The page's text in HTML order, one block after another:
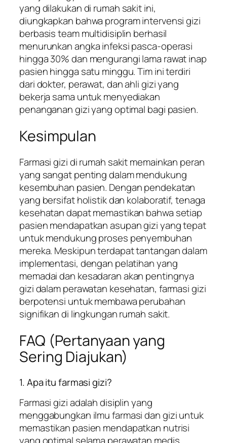
yang dilakukan di rumah sakit ini,
diungkapkan bahwa program intervensi gizi
berbasis team multidisiplin berhasil
menurunkan angka infeksi pasca-operasi
hingga 30% dan mengurangi lama rawat inap
pasien hingga satu minggu. Tim ini terdiri
dari dokter, perawat, dan ahli gizi yang
bekerja sama untuk menyediakan
penanganan gizi yang optimal bagi pasien.
Kesimpulan
Farmasi gizi di rumah sakit memainkan peran
yang sangat penting dalam mendukung
kesembuhan pasien. Dengan pendekatan
yang bersifat holistik dan kolaboratif, tenaga
kesehatan dapat memastikan bahwa setiap
pasien mendapatkan asupan gizi yang tepat
untuk mendukung proses penyembuhan
mereka. Meskipun terdapat tantangan dalam
implementasi, dengan pelatihan yang
memadai dan kesadaran akan pentingnya
gizi dalam perawatan kesehatan, farmasi gizi
berpotensi untuk membawa perubahan
signifikan di lingkungan rumah sakit.
FAQ (Pertanyaan yang
Sering Diajukan)
1. Apa itu farmasi gizi?
Farmasi gizi adalah disiplin yang
menggabungkan ilmu farmasi dan gizi untuk
memastikan pasien mendapatkan nutrisi